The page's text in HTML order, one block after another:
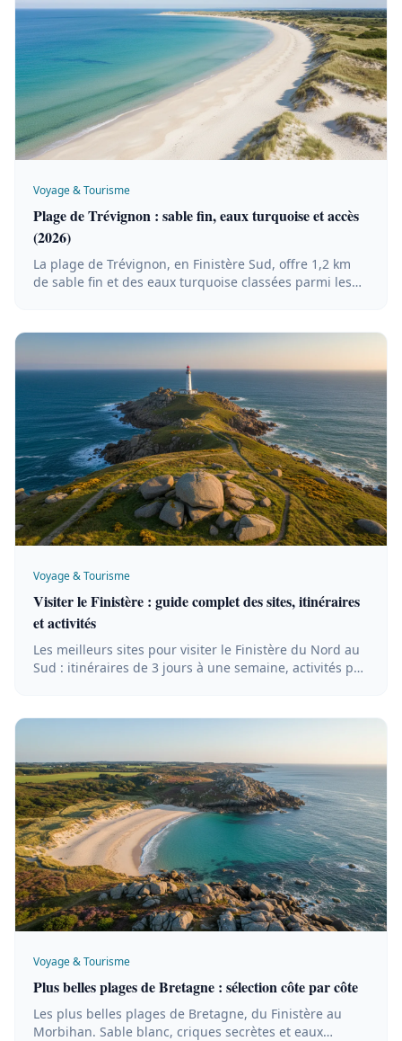
Voyage & Tourisme
Plage de Trévignon : sable fin, eaux turquoise et accès
(2026)
La plage de Trévignon, en Finistère Sud, offre 1,2 km
de sable fin et des eaux turquoise classées parmi les
Voyage & Tourisme
Visiter le Finistère : guide complet des sites, itinéraires
et activités
Les meilleurs sites pour visiter le Finistère du Nord au
Sud : itinéraires de 3 jours à une semaine, activités par
Voyage & Tourisme
Plus belles plages de Bretagne : sélection côte par côte
Les plus belles plages de Bretagne, du Finistère au
Morbihan. Sable blanc, criques secrètes et eaux